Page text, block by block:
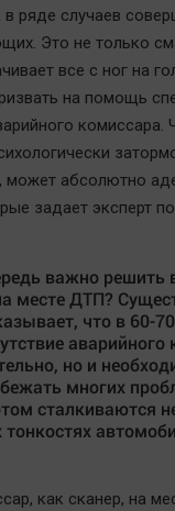
в ряде случаев
Это не только
все с ног на
на помощь
комиссара.
абсолютно
задает эксперт
важно решить
месте ДТП?
что в 60-
аварийного
но и
многих
сталкиваются
как сканер, на